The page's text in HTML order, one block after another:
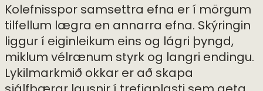
Kolefnisspor samsettra efna er í mörgum
tilfellum lægra en annarra efna. Skýringin
liggur í eiginleikum eins og lágri þyngd,
miklum vélrænum styrk og langri endingu.
Lykilmarkmið okkar er að skapa